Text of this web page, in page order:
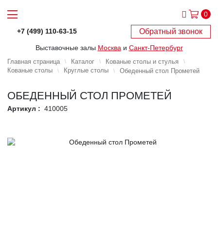
0
+7 (499) 110-63-15 Обратный звонок
Выставочные залы Москва и Санкт-Петербург
Главная страница Каталог
Кованые столы и стулья
Кованые столы
Круглые столы Обеденный стол Прометей
ОБЕДЕННЫЙ СТОЛ ПРОМЕТЕЙ
Артикул : 410005